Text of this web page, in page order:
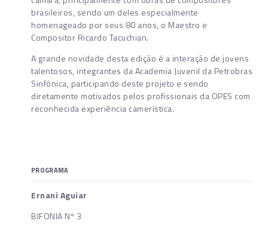
brasileiros, sendo um deles especialmente
homenageado por seus 80 anos, o Maestro e
Compositor Ricardo Tacuchian.
A grande novidade desta edição é a interação de jovens
talentosos, integrantes da Academia Juvenil da Petrobras
Sinfônica, participando deste projeto e sendo
diretamente motivados pelos profissionais da OPES com
reconhecida experiência camerística.
PROGRAMA
Ernani Aguiar
BIFONIA Nº 3